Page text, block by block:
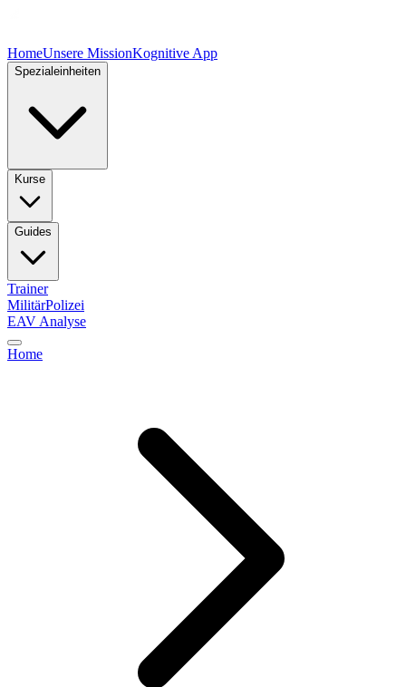
HomeUnsere MissionKognitive App
Spezialeinheiten
Kurse
Guides
Trainer
MilitärPolizei
EAV Analyse
Home